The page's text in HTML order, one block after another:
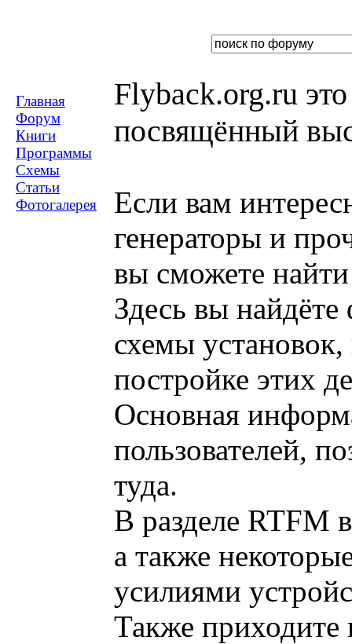
Главная
Форум
Книги
Программы
Схемы
Статьи
Фотогалерея
Flyback.org.ru
посвящённый
Если вам
генераторы и
вы сможете
Здесь вы
схемы
постройке этих
Основная
пользователей,
туда.
В разделе RTFM
а также
усилиями
Также